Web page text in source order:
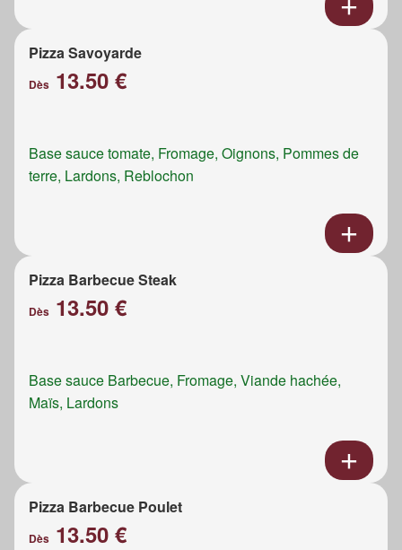
Pizza Savoyarde
Dès 13.50 €
Base sauce tomate, Fromage, Oignons, Pommes de
terre, Lardons, Reblochon
Pizza Barbecue Steak
Dès 13.50 €
Base sauce Barbecue, Fromage, Viande hachée,
Maïs, Lardons
Pizza Barbecue Poulet
Dès 13.50 €